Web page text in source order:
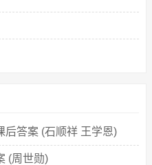
后答案 (石顺祥 王学恩)
(周世勋)